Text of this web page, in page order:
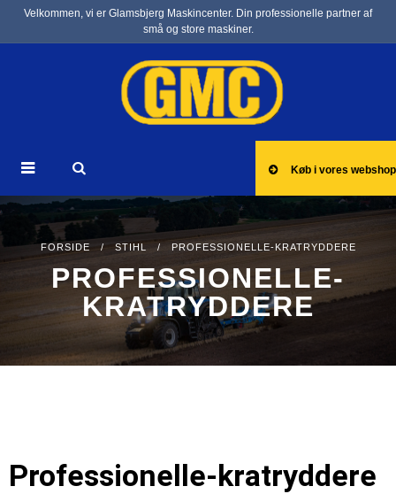
Velkommen, vi er Glamsbjerg Maskincenter. Din professionelle partner af
små og store maskiner.
Køb i vores webshop
FORSIDE / STIHL / PROFESSIONELLE-KRATRYDDERE
PROFESSIONELLE-
KRATRYDDERE
Professionelle-kratryddere